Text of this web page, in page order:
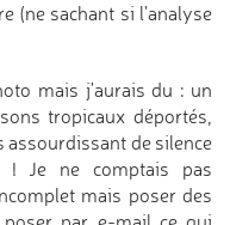
(ne sachant si l'analyse
mais j'aurais du : un
tropicaux déportés,
assourdissant de silence
! Je ne comptais pas
mais poser des